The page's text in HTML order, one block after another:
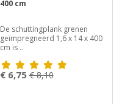
400 cm
De schuttingplank grenen
geïmpregneerd 1,6 x 14 x 400
cm is ..
€ 6,75 € 8,10